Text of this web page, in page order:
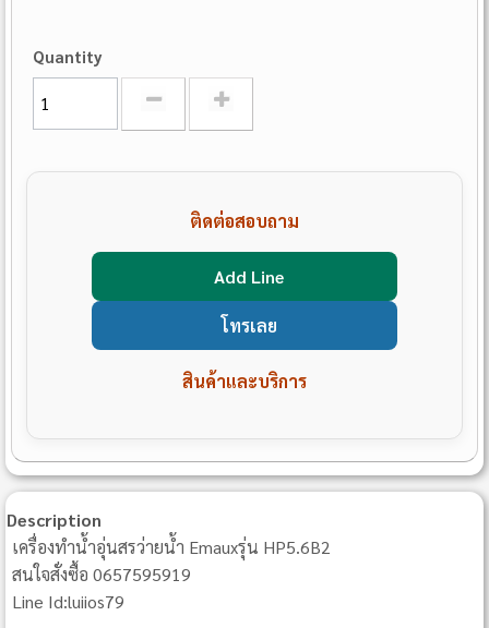
Quantity
ติดต่อสอบถาม
Add Line
โทรเลย
สินค้าและบริการ
Description
เครื่องทำน้ำอุ่นสรว่ายน้ำ Emauxรุ่น HP5.6B2
สนใจสั่งซื้อ 0657595919
Line Id:luiios79